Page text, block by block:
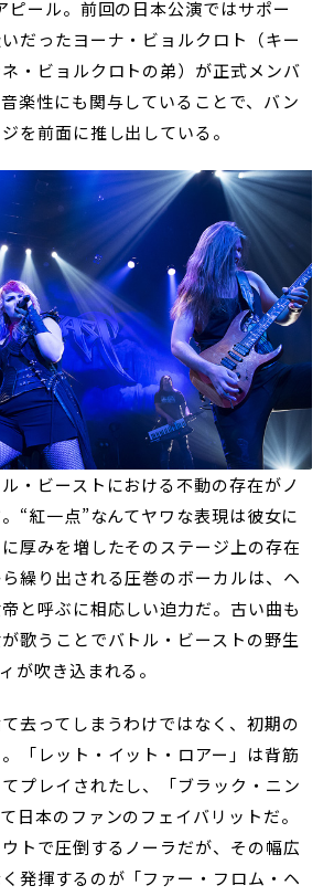
ピール。前回の日本公演ではサポー
だったヨーナ・ビョルクロト（キー
・ビョルクロトの弟）が正式メンバ
楽性にも関与していることで、バン
を前面に推し出している。
・ビーストにおける不動の存在がノ
“紅一点”なんてヤワな表現は彼女に
厚みを増したそのステージ上の存在
繰り出される圧巻のボーカルは、ヘ
と呼ぶに相応しい迫力だ。古い曲も
歌うことでバトル・ビーストの野生
が吹き込まれる。
去ってしまうわけではなく、初期の
「レット・イット・ロアー」は背筋
プレイされたし、「ブラック・ニン
日本のファンのフェイバリットだ。
トで圧倒するノーラだが、その幅広
発揮するのが「ファー・フロム・ヘ